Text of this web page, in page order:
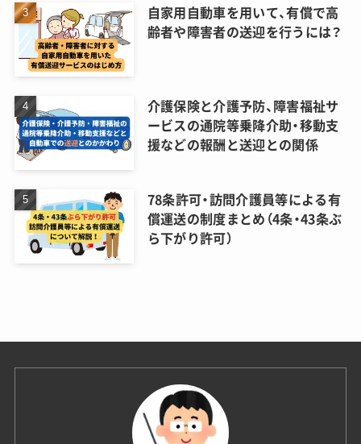
自家用自動車を用いて、有償で高
齢者や障害者の送迎を行うには？
介護保険と介護予防、障害福祉サ
ービスの通院等乗降介助・移動支
援などの報酬と送迎との関係
78条許可・訪問介護員等による有
償運送の制度まとめ（4条・43条ぶ
ら下がり許可）